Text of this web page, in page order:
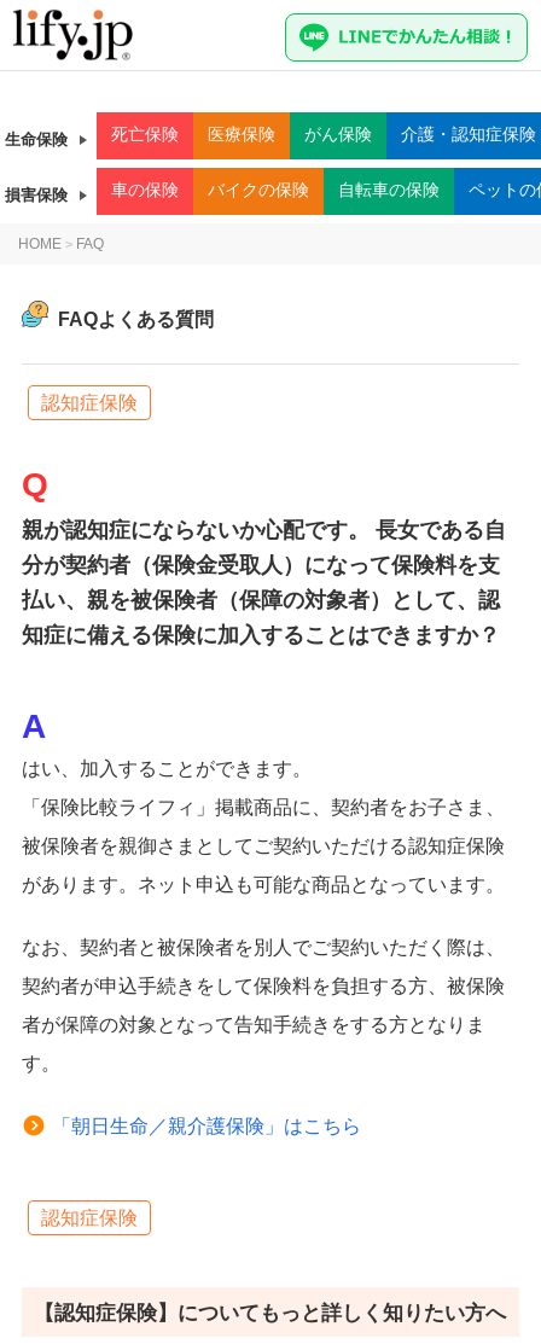
生命保険 死亡保険 医療保険 がん保険 介護・認知症保険
損害保険 車の保険 バイクの保険 自転車の保険 ペットの
HOME > FAQ
FAQよくある質問
認知症保険
親が認知症にならないか心配です。 長女である自
分が契約者（保険金受取人）になって保険料を支
払い、親を被保険者（保障の対象者）として、認
知症に備える保険に加入することはできますか？
はい、加入することができます。
「保険比較ライフィ」掲載商品に、契約者をお子さま、
被保険者を親御さまとしてご契約いただける認知症保険
があります。ネット申込も可能な商品となっています。
なお、契約者と被保険者を別人でご契約いただく際は、
契約者が申込手続きをして保険料を負担する方、被保険
者が保障の対象となって告知手続きをする方となりま
す。
「朝日生命／親介護保険」はこちら
認知症保険
【認知症保険】についてもっと詳しく知りたい方へ